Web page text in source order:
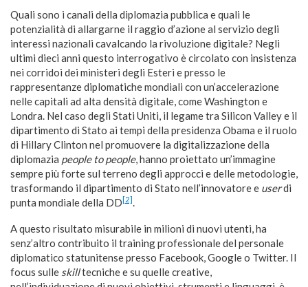
Quali sono i canali della diplomazia pubblica e quali le
potenzialità di allargarne il raggio d’azione al servizio degli
interessi nazionali cavalcando la rivoluzione digitale? Negli
ultimi dieci anni questo interrogativo è circolato con insistenza
nei corridoi dei ministeri degli Esteri e presso le
rappresentanze diplomatiche mondiali con un’accelerazione
nelle capitali ad alta densità digitale, come Washington e
Londra. Nel caso degli Stati Uniti, il legame tra Silicon Valley e il
dipartimento di Stato ai tempi della presidenza Obama e il ruolo
di Hillary Clinton nel promuovere la digitalizzazione della
diplomazia people to people, hanno proiettato un’immagine
sempre più forte sul terreno degli approcci e delle metodologie,
trasformando il dipartimento di Stato nell’innovatore e userdi
punta mondiale della DD[2].
A questo risultato misurabile in milioni di nuovi utenti, ha
senz’altro contribuito il training professionale del personale
diplomatico statunitense presso Facebook, Google o Twitter. Il
focus sulle skilltecniche e su quelle creative,